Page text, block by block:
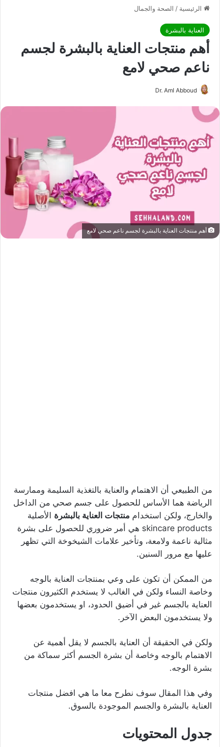
الرئيسية / الصحة والجمال
العناية بالبشرة
أهم منتجات العناية بالبشرة لجسم
ناعم صحي لامع
Dr. Aml Abboud
أهم منتجات العناية بالبشرة لجسم ناعم صحي لامع
من الطبيعي أن الاهتمام والعناية بالتغذية السليمة وممارسة
الرياضة هما الأساس للحصول على جسم صحي من الداخل
والخارج، ولكن استخدام منتجات العناية بالبشرة الأصلية
skincare products هي أمر ضروري للحصول على بشرة
مثالية ناعمة ولامعة، وتأخير علامات الشيخوخة التي تظهر
عليها مع مرور السنين.
من الممكن أن تكون على وعي بمنتجات العناية بالوجه
وخاصة النساء ولكن في الغالب لا يستخدم الكثيرون منتجات
العناية بالجسم غير في أضيق الحدود، او يستخدمون بعضها
ولا يستخدمون البعض الآخر.
ولكن في الحقيقة أن العناية بالجسم لا يقل أهمية عن
الاهتمام بالوجه وخاصة أن بشرة الجسم أكثر سماكة من
بشرة الوجه.
وفي هذا المقال سوف نطرح معا ما هي افضل منتجات
العناية بالبشرة والجسم الموجودة بالسوق.
جدول المحتويات